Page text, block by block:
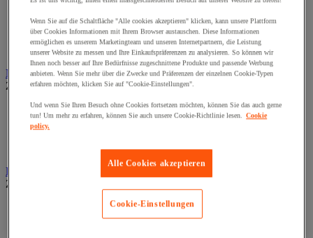
Material zur allgemeinärztlichen Diagnostik
Medikamentenschrank
Mobiliar und Ausstattung für Arztpraxen
Notfall und Erste-Hilfe
Zur gesamten Produktgruppe
Augendusche und -spüler
Erste-Hilfe-Material und -Tasche
Reanimation und Sauerstoff
Persönliche Schutzausrüstung (PSA)
Zur gesamten Produktgruppe
Arbeitshandschuhe
Atemschutzmaske
Wenn Sie auf die Schaltfläche "Alle cookies akzeptieren" klicken, kann unsere Plattform
über Cookies Informationen mit Ihrem Browser austauschen. Diese Informationen
ermöglichen es unserem Marketingteam und unseren Internetpartnern, die Leistung
unserer Website zu messen und Ihre Einkaufspräferenzen zu analysieren. So können wir
Ihnen noch besser auf Ihre Bedürfnisse zugeschnittene Produkte und passende Werbung
anbieten. Wenn Sie mehr über die Zwecke und Präferenzen der einzelnen Cookie-Typen
erfahren möchten, klicken Sie auf "Cookie-Einstellungen".
Und wenn Sie Ihren Besuch ohne Cookies fortsetzen möchten, können Sie das auch gerne
tun! Um mehr zu erfahren, können Sie auch unsere Cookie-Richtlinie lesen. Cookie
policy.
Alle Cookies akzeptieren
Cookie-Einstellungen